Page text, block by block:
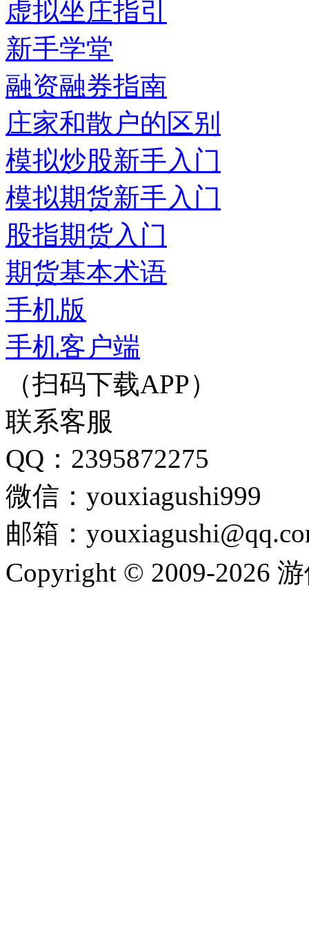
虚拟坐庄指引
新手学堂
融资融券指南
庄家和散户的区别
模拟炒股新手入门
模拟期货新手入门
股指期货入门
期货基本术语
手机版
手机客户端
（扫码下载APP）
联系客服
QQ：2395872275
微信：youxiagushi999
邮箱：
Copyright © 2009-2026